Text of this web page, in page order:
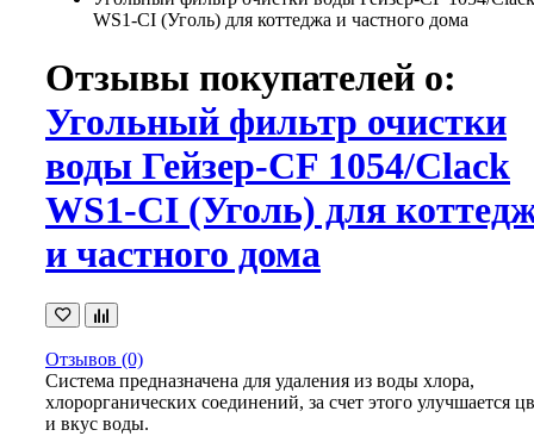
WS1-CI (Уголь) для коттеджа и частного дома
Отзывы покупателей о:
Угольный фильтр очистки
воды Гейзер-CF 1054/Clack
WS1-CI (Уголь) для
и частного дома
Отзывов (0)
Система предназначена для удаления из воды хлора,
хлорорганических соединений, за счет этого улучшается
и вкус воды.